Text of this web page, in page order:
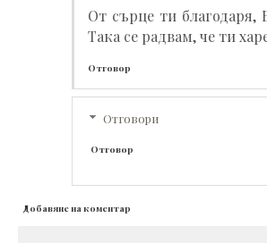
От сърце ти благодаря,
Така се радвам, че ти
Отговор
Отговори
Отговор
Добавяне на коментар